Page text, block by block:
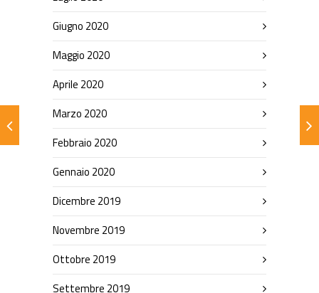
Giugno 2020
Maggio 2020
Aprile 2020
Marzo 2020
Febbraio 2020
Gennaio 2020
Dicembre 2019
Novembre 2019
Ottobre 2019
Settembre 2019